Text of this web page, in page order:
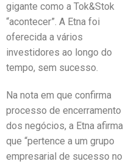
gigante como a Tok&Stok
“acontecer”. A Etna foi
oferecida a vários
investidores ao longo do
tempo, sem sucesso.
Na nota em que confirma
processo de encerramento
dos negócios, a Etna afirma
que “pertence a um grupo
empresarial de sucesso no